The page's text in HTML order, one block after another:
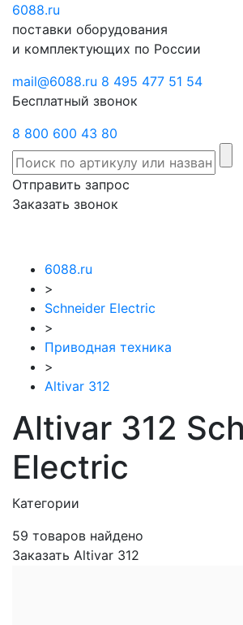
6088.ru
поставки оборудования
и комплектующих по России
mail@6088.ru 8 495 477 51 54
Бесплатный звонок
8 800 600 43 80
Отправить запрос
Заказать звонок
6088.ru
>
Schneider Electric
>
Приводная техника
>
Altivar 312
Altivar 312
Electric
Категории
59 товаров найдено
Заказать Altivar 312
Отправить
запрос
звонок